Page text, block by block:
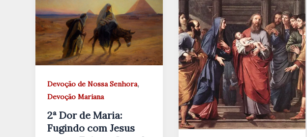
Devoção de Nossa Senhora,
Devoção Mariana
2ª Dor de Maria:
Fugindo com Jesus